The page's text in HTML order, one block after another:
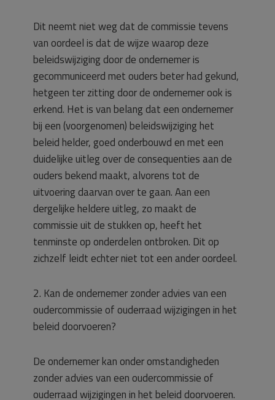
Dit neemt niet weg dat de commissie tevens
van oordeel is dat de wijze waarop deze
beleidswijziging door de ondernemer is
gecommuniceerd met ouders beter had gekund,
hetgeen ter zitting door de ondernemer ook is
erkend. Het is van belang dat een ondernemer
bij een (voorgenomen) beleidswijziging het
beleid helder, goed onderbouwd en met een
duidelijke uitleg over de consequenties aan de
ouders bekend maakt, alvorens tot de
uitvoering daarvan over te gaan. Aan een
dergelijke heldere uitleg, zo maakt de
commissie uit de stukken op, heeft het
tenminste op onderdelen ontbroken. Dit op
zichzelf leidt echter niet tot een ander oordeel.
2. Kan de ondernemer zonder advies van een
oudercommissie of ouderraad wijzigingen in het
beleid doorvoeren?
De ondernemer kan onder omstandigheden
zonder advies van een oudercommissie of
ouderraad wijzigingen in het beleid doorvoeren.